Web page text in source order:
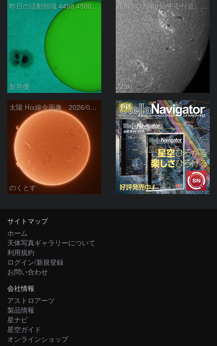
昨日の活動領域 4498,4500：2026/08/05
新井優
8/6朝の太陽(Hα中心付近、4498、4502付近)
Maki
太陽 Hα線全面像 2026/08/06
のくとす
PR
サイトマップ
ホーム
天体写真ギャラリーについて
利用規約
ログイン/新規登録
お問い合わせ
会社情報
アストロアーツ
製品情報
星ナビ
星空ガイド
オンラインショップ